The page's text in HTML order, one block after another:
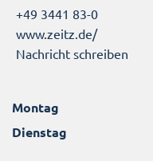
+49 3441 83-0
www.zeitz.de/
Nachricht schreiben
Montag
Dienstag